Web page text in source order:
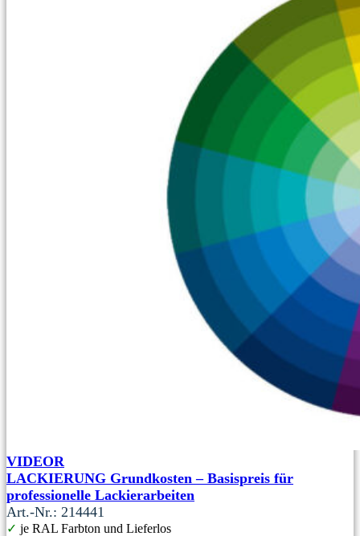
VIDEOR
LACKIERUNG Grundkosten – Basispreis für
professionelle Lackierarbeiten
Art.-Nr.: 214441
✓ je RAL Farbton und Lieferlos